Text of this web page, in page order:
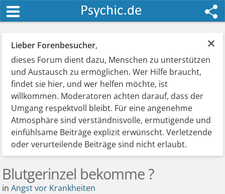
×
Lieber Forenbesucher,
dieses Forum dient dazu, Menschen zu unterstützen
und Austausch zu ermöglichen. Wer Hilfe braucht,
findet sie hier, und wer helfen möchte, ist
willkommen. Moderatoren achten darauf, dass der
Umgang respektvoll bleibt. Für eine angenehme
Atmosphäre sind verständnisvolle, ermutigende und
einfühlsame Beiträge explizit erwünscht. Verletzende
oder verurteilende Beiträge sind nicht erlaubt.
Blutgerinzel bekomme ?
inAngst vor Krankheiten